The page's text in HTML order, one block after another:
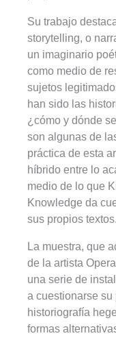
Su trabajo
storytelling, o
un imaginario
como medio de
sujetos
han sido las
¿cómo y dónde
son algunas de
práctica de esta
híbrido entre lo
medio de lo que
Knowledge da
sus propios textos.
La muestra, que
de la artista
una serie de
a cuestionarse
historiografía
formas